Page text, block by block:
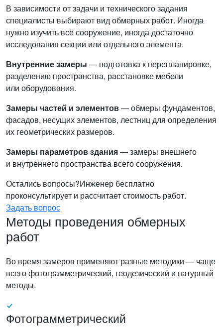
В зависимости от задачи и технического задания
специалисты выбирают вид обмерных работ. Иногда
нужно изучить всё сооружение, иногда достаточно
исследования секции или отдельного элемента.
Внутренние замеры — подготовка к перепланировке,
разделению пространства, расстановке мебели
или оборудования.
Замеры частей и элементов— обмеры фундаментов,
фасадов, несущих элементов, лестниц для определения
их геометрических размеров.
Замеры параметров здания— замеры внешнего
и внутреннего пространства всего сооружения.
Остались вопросы?Инженер бесплатно
проконсультирует и рассчитает стоимость работ.
Задать вопрос
Методы проведения обмерных
работ
Во время замеров применяют разные методики — чаще
всего фотограмметрический, геодезический и натурный
методы.
Фотограмметрический